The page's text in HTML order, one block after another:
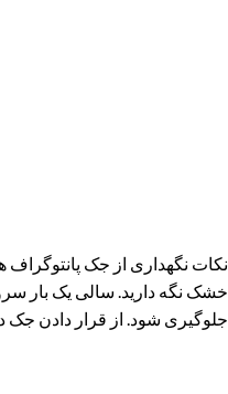
نکات نگهداری از جک
خشک نگه دارید. سالی یک بار
جلوگیری شود. از قرار دادن